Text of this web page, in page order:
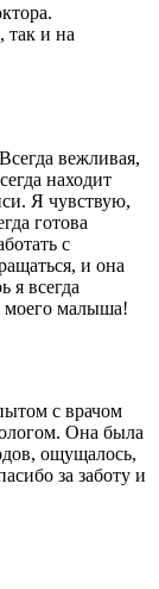
так и на
вежливая,
находит
Я чувствую,
готова
с
и она
я всегда
моего малыша!
с врачом
Она была
ощущалось,
за заботу и